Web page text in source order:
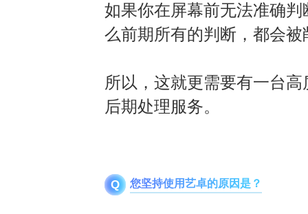
如果你在屏幕前无法准确判
么前期所有的判断，都会被
所以，这就更需要有一台
后期处理服务。
Q 您坚持使用艺卓的原因是？